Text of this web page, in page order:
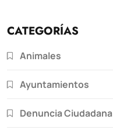
CATEGORÍAS
Animales
Ayuntamientos
Denuncia Ciudadana